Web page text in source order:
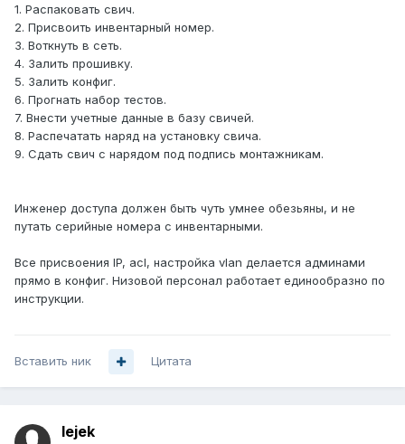
1. Распаковать свич.
2. Присвоить инвентарный номер.
3. Воткнуть в сеть.
4. Залить прошивку.
5. Залить конфиг.
6. Прогнать набор тестов.
7. Внести учетные данные в базу свичей.
8. Распечатать наряд на установку свича.
9. Сдать свич с нарядом под подпись монтажникам.
Инженер доступа должен быть чуть умнее обезьяны, и не
путать серийные номера с инвентарными.
Все присвоения IP, acl, настройка vlan делается админами
прямо в конфиг. Низовой персонал работает единообразно по
инструкции.
Вставить ник Цитата
lejek